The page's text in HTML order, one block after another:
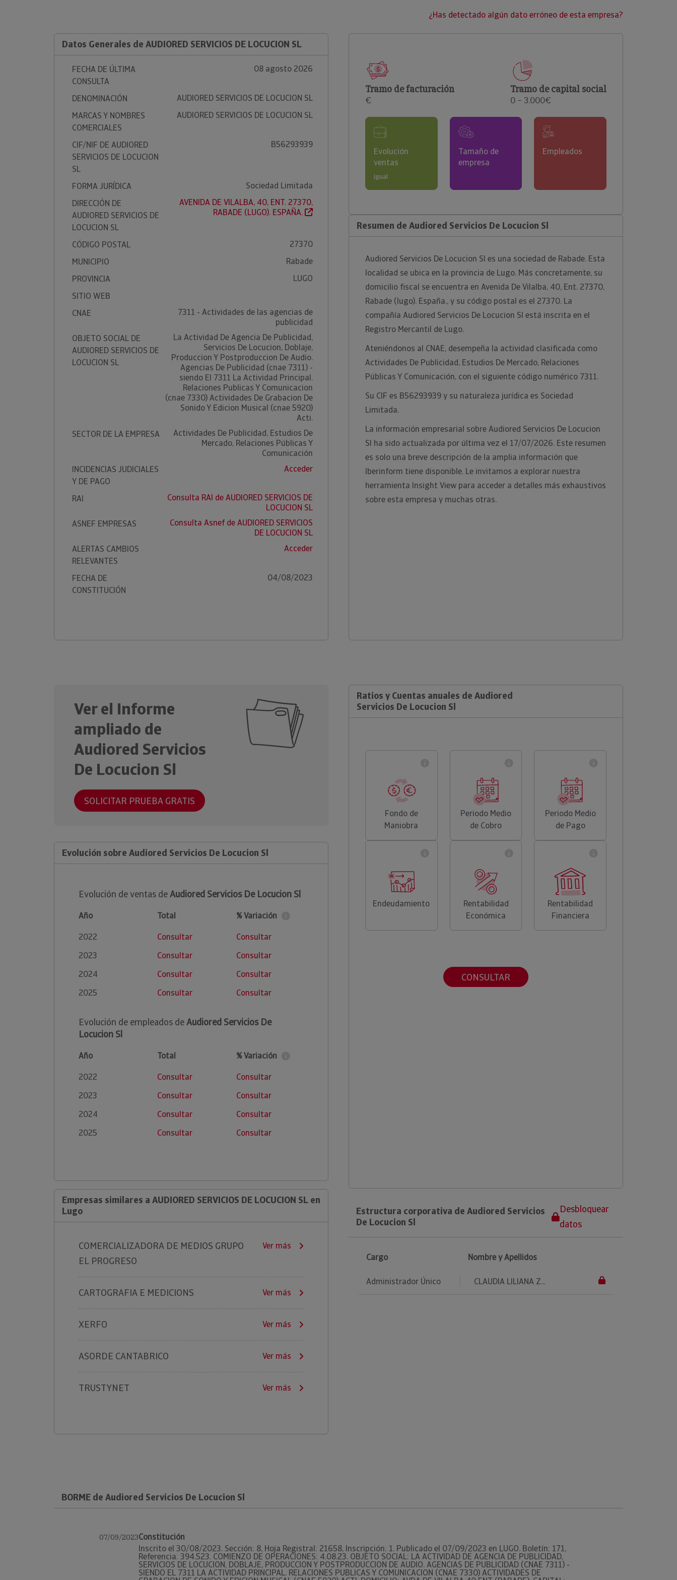
clientes.
¿Has detectado algún dato erróneo de esta empresa?
Datos Generales de AUDIORED SERVICIOS DE LOCUCION SL
FECHA DE ÚLTIMA
CONSULTA
08 agosto 2026
DENOMINACIÓN
AUDIORED SERVICIOS DE LOCUCION SL
MARCAS Y NOMBRES
COMERCIALES
AUDIORED SERVICIOS DE LOCUCION SL
CIF/NIF DE AUDIORED
SERVICIOS DE LOCUCION
SL
B56293939
FORMA JURÍDICA
Sociedad Limitada
DIRECCIÓN DE
AUDIORED SERVICIOS DE
LOCUCION SL
AVENIDA DE VILALBA, 40, ENT. 27370,
RABADE (LUGO). ESPAÑA.
CÓDIGO POSTAL
27370
MUNICIPIO
Rabade
PROVINCIA
LUGO
SITIO WEB
CNAE
7311 - Actividades de las agencias de
publicidad
OBJETO SOCIAL DE
AUDIORED SERVICIOS DE
LOCUCION SL
La Actividad De Agencia De Publicidad,
Servicios De Locucion, Doblaje,
Produccion Y Postproduccion De Audio.
Agencias De Publicidad (cnae 7311) -
siendo El 7311 La Actividad Principal.
Relaciones Publicas Y Comunicacion
(cnae 7330) Actividades De Grabacion De
Sonido Y Edicion Musical (cnae 5920)
Acti.
SECTOR DE LA EMPRESA
Actividades De Publicidad, Estudios De
Mercado, Relaciones Públicas Y
Comunicación
INCIDENCIAS JUDICIALES
Y DE PAGO
Acceder
RAI
Consulta RAI de AUDIORED SERVICIOS DE
LOCUCION SL
ASNEF EMPRESAS
Consulta Asnef de AUDIORED SERVICIOS
DE LOCUCION SL
ALERTAS CAMBIOS
RELEVANTES
Acceder
FECHA DE
CONSTITUCIÓN
04/08/2023
Tramo de facturación
€
Tramo de capital social
0 – 3.000€
Evolución
ventas
Igual
Tamaño de
empresa
Empleados
Resumen de Audiored Servicios De Locucion Sl
Audiored Servicios De Locucion Sl es una sociedad de Rabade. Esta
localidad se ubica en la provincia de Lugo. Más concretamente, su
domicilio fiscal se encuentra en Avenida De Vilalba, 40, Ent. 27370,
Rabade (lugo). España., y su código postal es el 27370. La
compañía Audiored Servicios De Locucion Sl está inscrita en el
Registro Mercantil de Lugo.
Ateniéndonos al CNAE, desempeña la actividad clasificada como
Actividades De Publicidad, Estudios De Mercado, Relaciones
Públicas Y Comunicación, con el siguiente código numérico 7311.
Su CIF es B56293939 y su naturaleza jurídica es Sociedad
Limitada.
La información empresarial sobre Audiored Servicios De Locucion
Sl ha sido actualizada por última vez el 17/07/2026. Este resumen
es solo una breve descripción de la amplia información que
Iberinform tiene disponible. Le invitamos a explorar nuestra
herramienta Insight View para acceder a detalles más exhaustivos
sobre esta empresa y muchas otras.
Ver el Informe
ampliado de
Audiored Servicios
De Locucion Sl
SOLICITAR PRUEBA GRATIS
Evolución sobre Audiored Servicios De Locucion Sl
Evolución de ventas deAudiored Servicios De Locucion Sl
Año Total
% Variación
2022
Consultar
Consultar
2023
Consultar
Consultar
2024
Consultar
Consultar
2025
Consultar Consultar
Evolución de empleados deAudiored Servicios De
Locucion Sl
Año Total
% Variación
2022
Consultar
Consultar
2023
Consultar
Consultar
2024
Consultar
Consultar
2025
Consultar Consultar
Empresas similares a AUDIORED SERVICIOS DE LOCUCION SL en
Lugo
COMERCIALIZADORA DE MEDIOS GRUPO
EL PROGRESO
Ver más
CARTOGRAFIA E MEDICIONS Ver más
XERFO Ver más
ASORDE CANTABRICO Ver más
TRUSTYNET Ver más
Ratios y Cuentas anuales de Audiored
Servicios De Locucion Sl
Fondo de
Maniobra
Periodo Medio
de Cobro
Periodo Medio
de Pago
Endeudamiento
Rentabilidad
Económica
Rentabilidad
Financiera
CONSULTAR
Estructura corporativa de Audiored Servicios
De Locucion Sl
Desbloquear
datos
Cargo Nombre y Apellidos
Administrador Único CLAUDIA LILIANA Z...
BORME de Audiored Servicios De Locucion Sl
07/09/2023Constitución
Inscrito el 30/08/2023. Sección: 8, Hoja Registral: 21658, Inscripción: 1. Publicado el 07/09/2023 en LUGO. Boletín: 171,
Referencia: 394.523. COMIENZO DE OPERACIONES: 4.08.23. OBJETO SOCIAL: LA ACTIVIDAD DE AGENCIA DE PUBLICIDAD,
SERVICIOS DE LOCUCION, DOBLAJE, PRODUCCION Y POSTPRODUCCION DE AUDIO. AGENCIAS DE PUBLICIDAD (CNAE 7311) -
SIENDO EL 7311 LA ACTIVIDAD PRINCIPAL. RELACIONES PUBLICAS Y COMUNICACION (CNAE 7330) ACTIVIDADES DE